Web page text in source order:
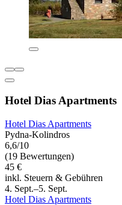
Hotel Dias Apartments
Hotel Dias Apartments
Pydna-Kolindros
6,6/10
(19 Bewertungen)
45 €
inkl. Steuern & Gebühren
4. Sept.–5. Sept.
Hotel Dias Apartments